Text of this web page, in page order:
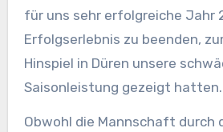
für uns sehr erfolgreiche Jahr
Erfolgserlebnis zu beenden,
Hinspiel in Düren unsere
Saisonleistung gezeigt hatten.
Obwohl die Mannschaft durch